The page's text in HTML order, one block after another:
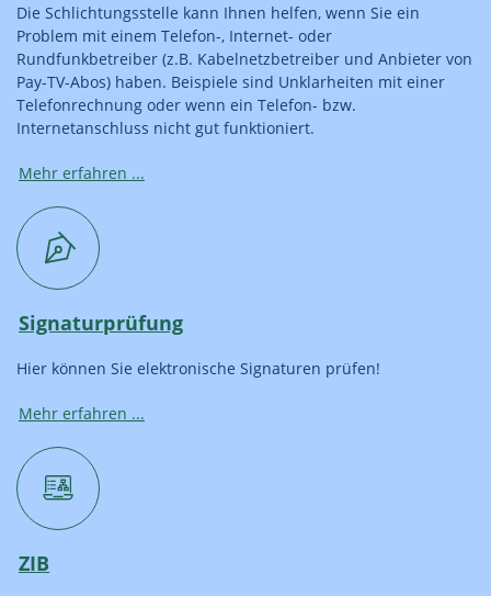
Die Schlichtungsstelle kann Ihnen helfen, wenn Sie ein
Problem mit einem Telefon-, Internet- oder
Rundfunkbetreiber (z.B. Kabelnetzbetreiber und Anbieter von
Pay-TV-Abos) haben. Beispiele sind Unklarheiten mit einer
Telefonrechnung oder wenn ein Telefon- bzw.
Internetanschluss nicht gut funktioniert.
Mehr erfahren ...
Signaturprüfung
Hier können Sie elektronische Signaturen prüfen!
Mehr erfahren ...
ZIB